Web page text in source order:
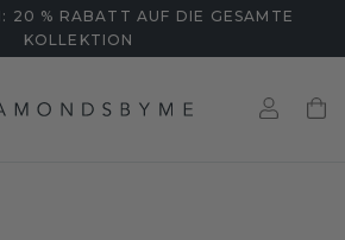
20 % RABATT AUF DIE GESAMTE
KOLLEKTION